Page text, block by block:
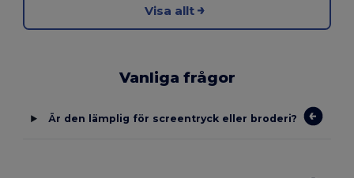
Visa allt
Vanliga frågor
Är den lämplig för screentryck eller broderi?